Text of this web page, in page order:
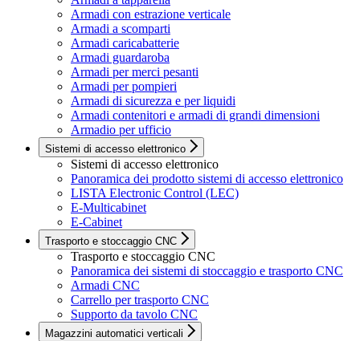
Armadi con estrazione verticale
Armadi a scomparti
Armadi caricabatterie
Armadi guardaroba
Armadi per merci pesanti
Armadi per pompieri
Armadi di sicurezza e per liquidi
Armadi contenitori e armadi di grandi dimensioni
Armadio per ufficio
Sistemi di accesso elettronico
Sistemi di accesso elettronico
Panoramica dei prodotto sistemi di accesso elettronico
LISTA Electronic Control (LEC)
E-Multicabinet
E-Cabinet
Trasporto e stoccaggio CNC
Trasporto e stoccaggio CNC
Panoramica dei sistemi di stoccaggio e trasporto CNC
Armadi CNC
Carrello per trasporto CNC
Supporto da tavolo CNC
Magazzini automatici verticali